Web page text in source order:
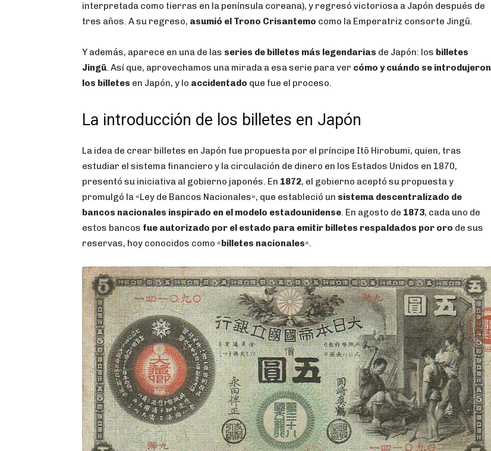
interpretada como tierras en la península coreana), y regresó victoriosa a Japón después de
tres años. A su regreso, asumió el Trono Crisantemo como la Emperatriz consorte Jingū.
Y además, aparece en una de las series de billetes más legendarias de Japón: los billetes
Jingū. Así que, aprovechamos una mirada a esa serie para ver cómo y cuándo se introdujeron
los billetes en Japón, y lo accidentado que fue el proceso.
La introducción de los billetes en Japón
La idea de crear billetes en Japón fue propuesta por el príncipe Itō Hirobumi, quien, tras
estudiar el sistema financiero y la circulación de dinero en los Estados Unidos en 1870,
presentó su iniciativa al gobierno japonés. En 1872, el gobierno aceptó su propuesta y
promulgó la «Ley de Bancos Nacionales», que estableció un sistema descentralizado de
bancos nacionales inspirado en el modelo estadounidense. En agosto de 1873, cada uno de
estos bancos fue autorizado por el estado para emitir billetes respaldados por oro de sus
reservas, hoy conocidos como «billetes nacionales«.